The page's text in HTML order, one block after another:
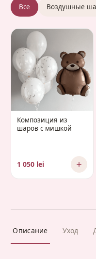
Все Воздушные
Композиция из
шаров с мишкой
1 050 lei
Описание Уход